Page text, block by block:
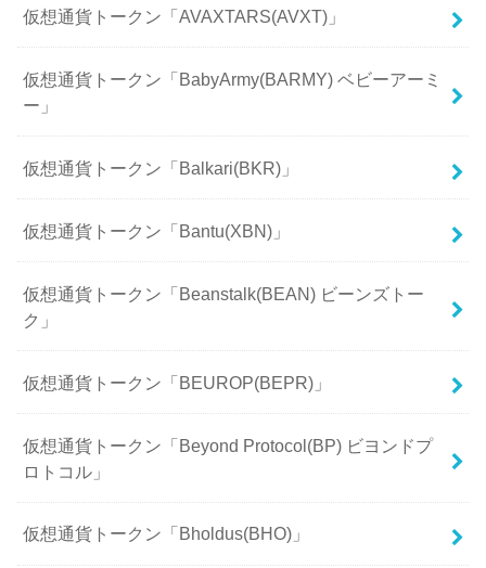
仮想通貨トークン「AVAXTARS(AVXT)」
仮想通貨トークン「BabyArmy(BARMY) ベビーアーミ
ー」
仮想通貨トークン「Balkari(BKR)」
仮想通貨トークン「Bantu(XBN)」
仮想通貨トークン「Beanstalk(BEAN) ビーンズトー
ク」
仮想通貨トークン「BEUROP(BEPR)」
仮想通貨トークン「Beyond Protocol(BP) ビヨンドプ
ロトコル」
仮想通貨トークン「Bholdus(BHO)」